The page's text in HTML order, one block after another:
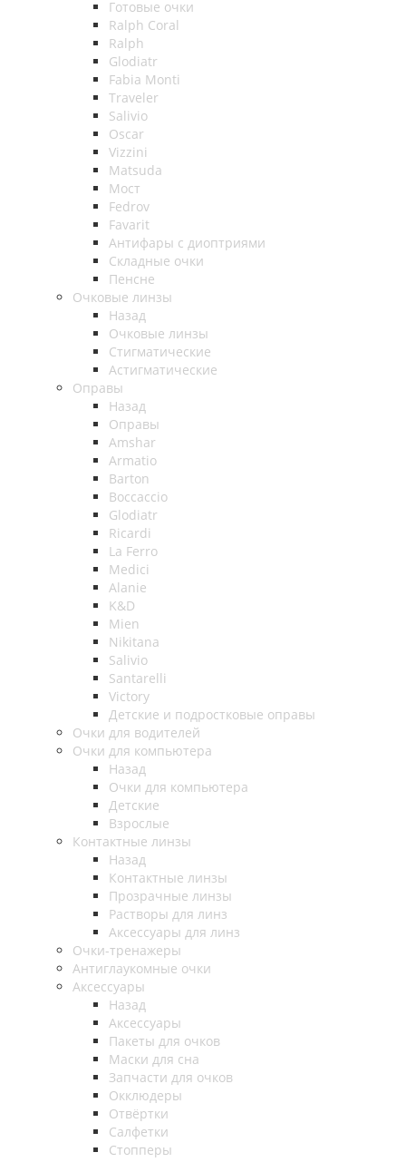
Готовые очки
Ralph Coral
Ralph
Glodiatr
Fabia Monti
Traveler
Salivio
Oscar
Vizzini
Matsuda
Мост
Fedrov
Favarit
Антифары с диоптриями
Складные очки
Пенсне
Очковые линзы
Назад
Очковые линзы
Стигматические
Астигматические
Оправы
Назад
Оправы
Amshar
Armatio
Barton
Boccaccio
Glodiatr
Ricardi
La Ferro
Medici
Alanie
K&D
Mien
Nikitana
Salivio
Santarelli
Victory
Детские и подростковые оправы
Очки для водителей
Очки для компьютера
Назад
Очки для компьютера
Детские
Взрослые
Контактные линзы
Назад
Контактные линзы
Прозрачные линзы
Растворы для линз
Аксессуары для линз
Очки-тренажеры
Антиглаукомные очки
Аксессуары
Назад
Аксессуары
Пакеты для очков
Маски для сна
Запчасти для очков
Окклюдеры
Отвёртки
Салфетки
Стопперы